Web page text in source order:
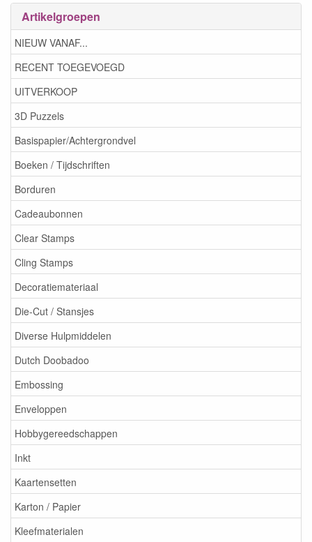
Artikelgroepen
NIEUW VANAF...
RECENT TOEGEVOEGD
UITVERKOOP
3D Puzzels
Basispapier/Achtergrondvel
Boeken / Tijdschriften
Borduren
Cadeaubonnen
Clear Stamps
Cling Stamps
Decoratiemateriaal
Die-Cut / Stansjes
Diverse Hulpmiddelen
Dutch Doobadoo
Embossing
Enveloppen
Hobbygereedschappen
Inkt
Kaartensetten
Karton / Papier
Kleefmaterialen